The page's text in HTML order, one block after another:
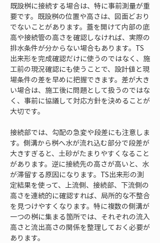
既設桝に接続する場合は、特に事前測量が重
要です。既設桝の位置や高さは、図面どおり
でないことがあります。蓋を開けて内部の底
高や接続管の高さを確認しなければ、実際の
排水条件が分からない場合もあります。TS
出来形を完成確認だけに使うのではなく、施
工前の現況確認にも使うことで、設計値と現
場条件の差を早めに把握できます。差が大き
い場合は、施工後に問題として扱うのではな
く、事前に協議して対応方針を決めることが
大切です。
接続部では、勾配の急変や段差にも注意しま
す。側溝から桝へ水が流れ込む部分で段差が
大きすぎると、土砂がたまりやすくなること
があります。逆に接続先の高さが高いと、水
が滞留する原因になります。TS出来形の測
定結果を使って、上流側、接続部、下流側の
高さを連続的に確認すれば、局所的な不整合
を見つけやすくなります。特に複数の側溝が
一つの桝に集まる箇所では、それぞれの流入
高さと流出高さの関係を整理しておく必要が
あります。